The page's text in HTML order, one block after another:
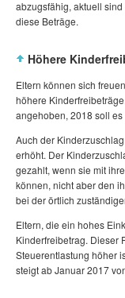
abzugsfähig, aktuell
diese Beträge.
Höhere
Eltern können sich
höhere
angehoben, 2018 soll
Auch der
erhöht. Der
gezahlt, wenn sie mit
können, nicht aber den
bei der örtlich
Eltern, die ein hohes
Kinderfreibetrag. Dieser
Steuerentlastung höher
steigt ab Januar 2017